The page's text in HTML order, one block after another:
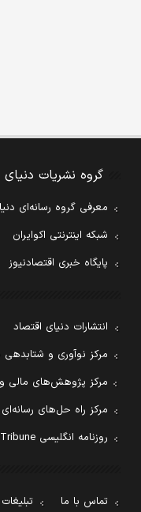
گروه نشریات دنیای
معرفی گروه رسانه‌ای
شبکه اینترنتی اکوایران
پایگاه خبری اقتصادنیوز
انتشارات دنیای اقتصاد
مرکز نوآوری و شتابدهی
مرکز پژوهش‌های مالی و
مرکز راه حل‌های
روزنامه انگلیسی Financial Tribune
تماس با ما تبلیغات